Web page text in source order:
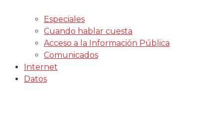
Especiales
Cuando hablar cuesta
Acceso a la Información Pública
Comunicados
Internet
Datos